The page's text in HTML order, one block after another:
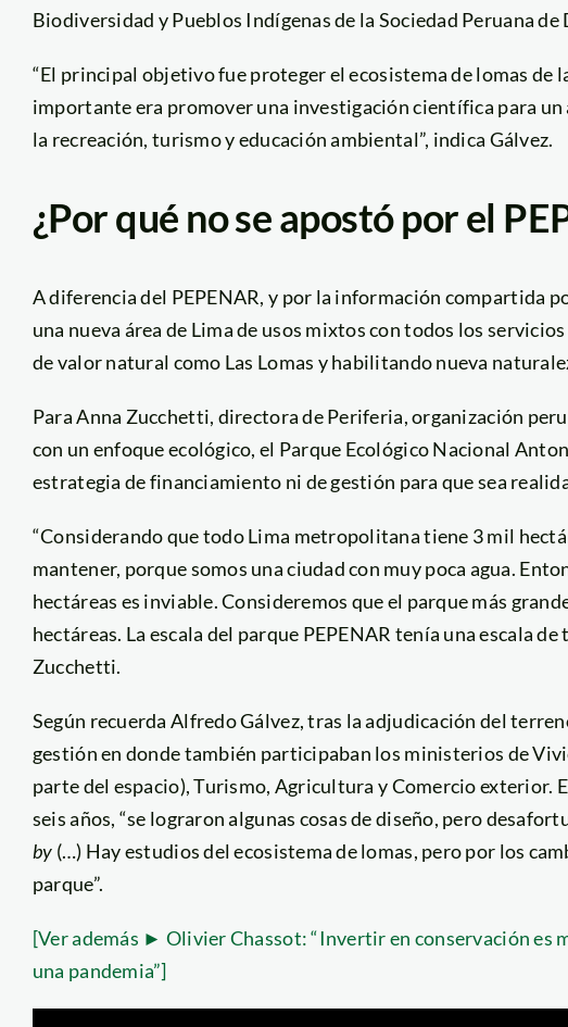
Biodiversidad y Pueblos Indígenas de la Sociedad Peruana
“El principal objetivo fue proteger el ecosistema de lomas
importante era promover una investigación científica para
la recreación, turismo y educación ambiental”, indica Gálvez.
¿Por qué no se apostó por el
A diferencia del PEPENAR, y por la información compartida
una nueva área de Lima de usos mixtos con todos los
de valor natural como Las Lomas y habilitando nueva
Para Anna Zucchetti, directora de Periferia, organización
con un enfoque ecológico, el Parque Ecológico Nacional
estrategia de financiamiento ni de gestión para que sea
“Considerando que todo Lima metropolitana tiene 3 mil
mantener, porque somos una ciudad con muy poca agua.
hectáreas es inviable. Consideremos que el parque más
hectáreas. La escala del parque PEPENAR tenía una escala
Zucchetti.
Según recuerda Alfredo Gálvez, tras la adjudicación del
gestión en donde también participaban los ministerios de
parte del espacio), Turismo, Agricultura y Comercio exterior.
seis años, “se lograron algunas cosas de diseño, pero
by (…) Hay estudios del ecosistema de lomas, pero por los
parque”.
[Ver además ► Olivier Chassot: “Invertir en conservación es
una pandemia”]